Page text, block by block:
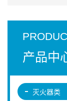
产品中
灭火器类